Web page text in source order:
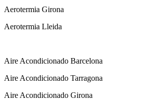
Aerotermia Girona
Aerotermia Lleida
Aire Acondicionado Barcelona
Aire Acondicionado Tarragona
Aire Acondicionado Girona